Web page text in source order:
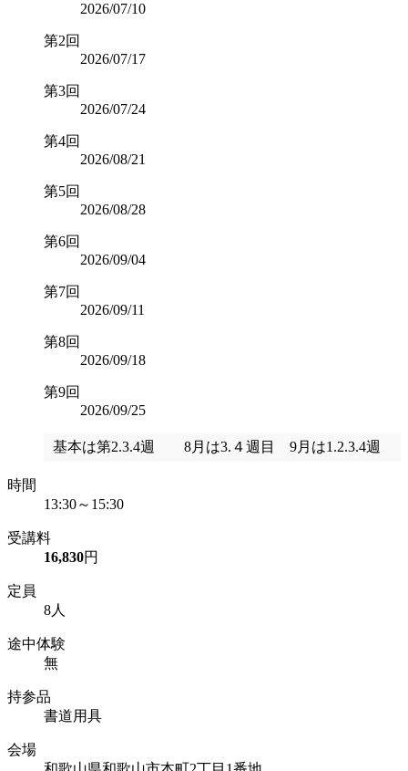
2026/07/10
第2回
2026/07/17
第3回
2026/07/24
第4回
2026/08/21
第5回
2026/08/28
第6回
2026/09/04
第7回
2026/09/11
第8回
2026/09/18
第9回
2026/09/25
基本は第2.3.4週 8月は3.４週目 9月は1.2.3.4週
時間
13:30～15:30
受講料
16,830円
定員
8人
途中体験
無
持参品
書道用具
会場